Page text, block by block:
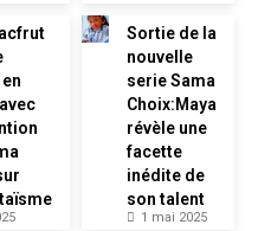
Sortie de la
nouvelle
serie Sama
Choix:Maya
révèle une
facette
inédite de
son talent
1 mai 2025